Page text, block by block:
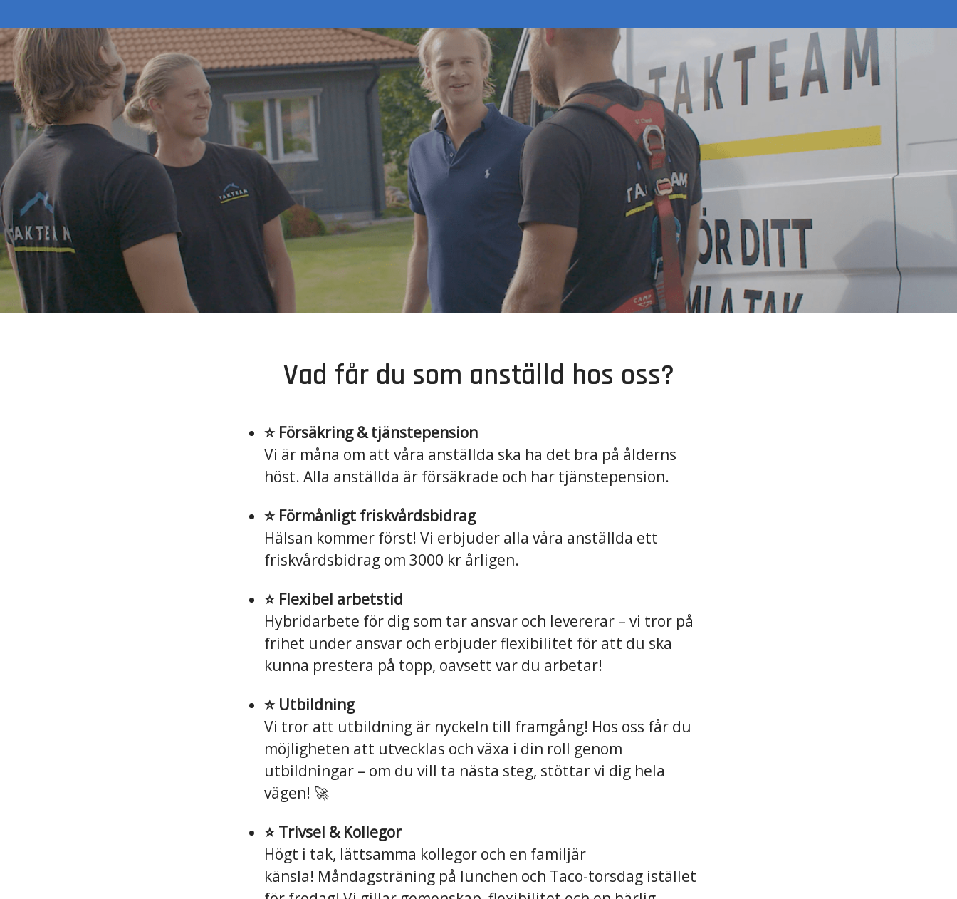
Vad får du som anställd hos oss?
⭐️ Försäkring & tjänstepension
Vi är måna om att våra anställda ska ha det bra på ålderns
höst. Alla anställda är försäkrade och har tjänstepension.
⭐️ Förmånligt friskvårdsbidrag
Hälsan kommer först! Vi erbjuder alla våra anställda ett
friskvårdsbidrag om 3000 kr årligen.
⭐️ Flexibel arbetstid
Hybridarbete för dig som tar ansvar och levererar – vi tror på
frihet under ansvar och erbjuder flexibilitet för att du ska
kunna prestera på topp, oavsett var du arbetar!
⭐️ Utbildning
Vi tror att utbildning är nyckeln till framgång! Hos oss får du
möjligheten att utvecklas och växa i din roll genom
utbildningar – om du vill ta nästa steg, stöttar vi dig hela
vägen! 🚀
⭐️ Trivsel & Kollegor
Högt i tak, lättsamma kollegor och en familjär
känsla! Måndagsträning på lunchen och Taco-torsdag istället